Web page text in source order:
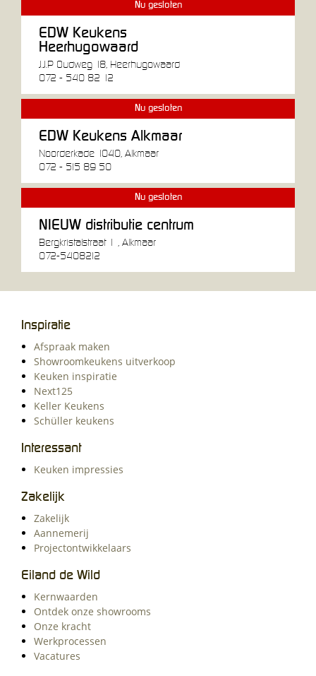
Nu gesloten
EDW Keukens
Heerhugowaard
J.J.P Oudweg 18, Heerhugowaard
072 - 540 82 12
Nu gesloten
EDW Keukens Alkmaar
Noorderkade 1040, Alkmaar
072 - 515 89 50
Nu gesloten
NIEUW distributie centrum
Bergkristalstraat 1 , Alkmaar
072-5408212
Inspiratie
Afspraak maken
Showroomkeukens uitverkoop
Keuken inspiratie
Next125
Keller Keukens
Schüller keukens
Interessant
Keuken impressies
Zakelijk
Zakelijk
Aannemerij
Projectontwikkelaars
Eiland de Wild
Kernwaarden
Ontdek onze showrooms
Onze kracht
Werkprocessen
Vacatures